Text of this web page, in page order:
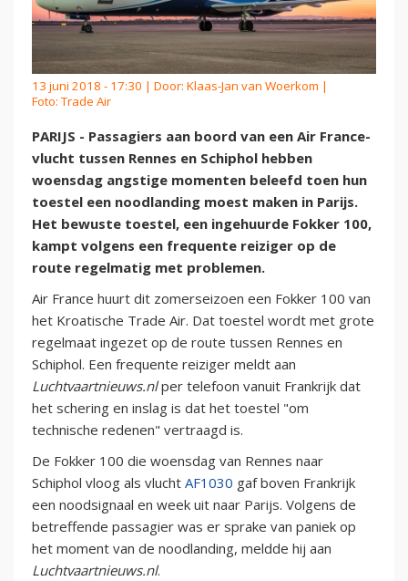
13 juni 2018 - 17:30 | Door: Klaas-Jan van Woerkom |
Foto: Trade Air
PARIJS - Passagiers aan boord van een Air France-
vlucht tussen Rennes en Schiphol hebben
woensdag angstige momenten beleefd toen hun
toestel een noodlanding moest maken in Parijs.
Het bewuste toestel, een ingehuurde Fokker 100,
kampt volgens een frequente reiziger op de
route regelmatig met problemen.
Air France huurt dit zomerseizoen een Fokker 100 van
het Kroatische Trade Air. Dat toestel wordt met grote
regelmaat ingezet op de route tussen Rennes en
Schiphol. Een frequente reiziger meldt aan
Luchtvaartnieuws.nlper telefoon vanuit Frankrijk dat
het schering en inslag is dat het toestel "om
technische redenen" vertraagd is.
De Fokker 100 die woensdag van Rennes naar
Schiphol vloog als vlucht AF1030 gaf boven Frankrijk
een noodsignaal en week uit naar Parijs. Volgens de
betreffende passagier was er sprake van paniek op
het moment van de noodlanding, meldde hij aan
Luchtvaartnieuws.nl.